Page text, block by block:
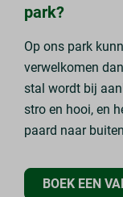
park?
Op ons park
verwelkomen
stal wordt bij
stro en hooi, en
paard naar
BOEK EEN